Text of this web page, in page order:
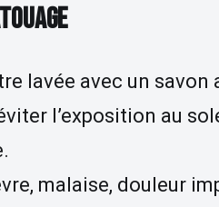
lavée avec un
l’exposition au
malaise, douleur